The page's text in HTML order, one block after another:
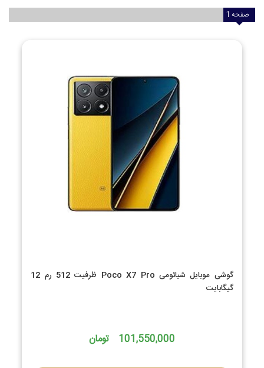
صفحه 1
گوشی موبایل شیائومی Poco X7 Pro ظرفیت 512 رم 12
گیگابایت
101,550,000 تومان